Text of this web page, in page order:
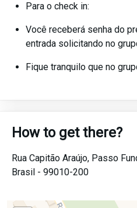
Para o check in:
Você receberá senha do
entrada solicitando no
Fique tranquilo que no
How to get there?
Rua Capitão Araújo, Passo
Brasil - 99010-200